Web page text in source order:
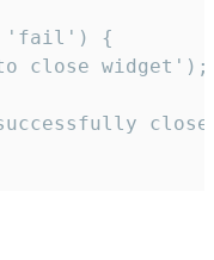
'fail') {
close widget');